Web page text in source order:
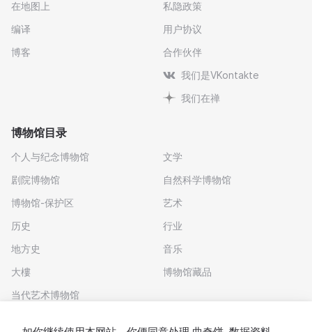
在地图上
编译
博客
私隐政策
用户协议
合作伙伴
我们是VKontakte
我们在禅
博物馆目录
个人与纪念博物馆
剧院博物馆
博物馆-保护区
历史
地方史
大樓
当代艺术博物馆
文学
自然科学博物馆
艺术
行业
音乐
博物馆藏品